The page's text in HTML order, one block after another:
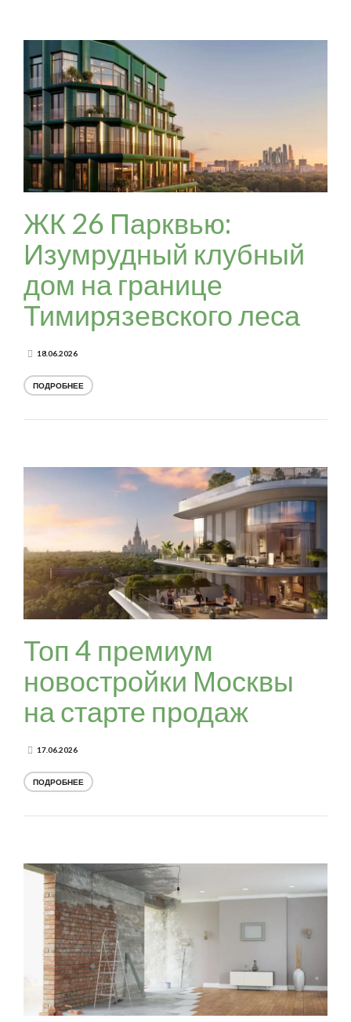
ЖК 26 Парквью:
Изумрудный клубный
дом на границе
Тимирязевского леса
18.06.2026
ПОДРОБНЕЕ
Топ 4 премиум
новостройки Москвы
на старте продаж
17.06.2026
ПОДРОБНЕЕ